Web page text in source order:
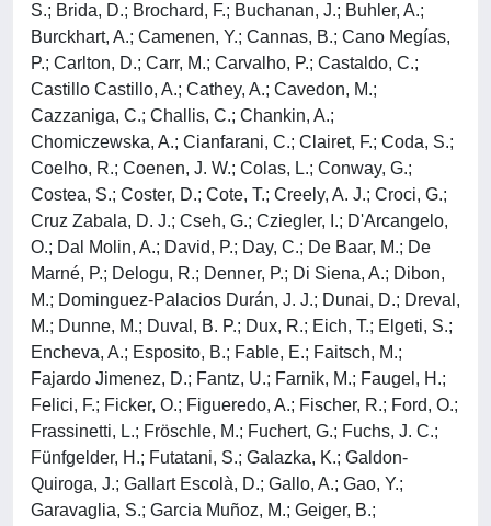
S.; Brida, D.; Brochard, F.; Buchanan, J.; Buhler, A.;
Burckhart, A.; Camenen, Y.; Cannas, B.; Cano Megías,
P.; Carlton, D.; Carr, M.; Carvalho, P.; Castaldo, C.;
Castillo Castillo, A.; Cathey, A.; Cavedon, M.;
Cazzaniga, C.; Challis, C.; Chankin, A.;
Chomiczewska, A.; Cianfarani, C.; Clairet, F.; Coda, S.;
Coelho, R.; Coenen, J. W.; Colas, L.; Conway, G.;
Costea, S.; Coster, D.; Cote, T.; Creely, A. J.; Croci, G.;
Cruz Zabala, D. J.; Cseh, G.; Cziegler, I.; D'Arcangelo,
O.; Dal Molin, A.; David, P.; Day, C.; De Baar, M.; De
Marné, P.; Delogu, R.; Denner, P.; Di Siena, A.; Dibon,
M.; Dominguez-Palacios Durán, J. J.; Dunai, D.; Dreval,
M.; Dunne, M.; Duval, B. P.; Dux, R.; Eich, T.; Elgeti, S.;
Encheva, A.; Esposito, B.; Fable, E.; Faitsch, M.;
Fajardo Jimenez, D.; Fantz, U.; Farnik, M.; Faugel, H.;
Felici, F.; Ficker, O.; Figueredo, A.; Fischer, R.; Ford, O.;
Frassinetti, L.; Fröschle, M.; Fuchert, G.; Fuchs, J. C.;
Fünfgelder, H.; Futatani, S.; Galazka, K.; Galdon-
Quiroga, J.; Gallart Escolà, D.; Gallo, A.; Gao, Y.;
Garavaglia, S.; Garcia Muñoz, M.; Geiger, B.;